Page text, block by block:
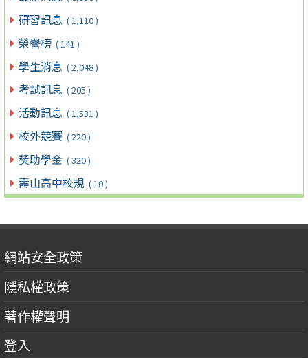
研習訊息 ( 1,110 )
榮譽榜 ( 141 )
學生消息 ( 2,048 )
考試訊息 ( 205 )
活動訊息 ( 1,531 )
校外競賽 ( 220 )
獎助學金 ( 320 )
壽山高中校規 ( 10 )
網站安全政策
隱私權政策
著作權聲明
登入